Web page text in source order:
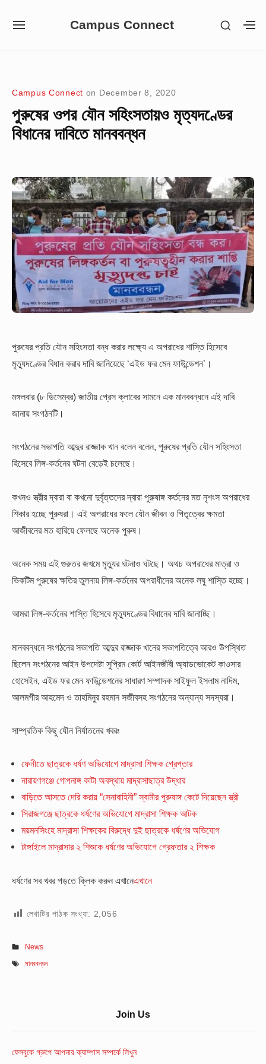
Campus Connect
SITE
SHOW
Campus Connect on December 8, 2020
পুরুষের ওপর যৌন সহিংসতায়ও মৃত্যদণ্ডের
বিধানের দাবিতে মানববন্ধন
পুরুষের প্রতি যৌন সহিংসতা বন্ধ করার লক্ষ্যে এ অপরাধের শাস্তি হিসেবে
মৃত্যুদণ্ডের বিধান করার দাবি জানিয়েছে ‘এইড ফর মেন ফাউন্ডেশন’।
মঙ্গলবার (৮ ডিসেম্বর) জাতীয় প্রেস ক্লাবের সামনে এক মানববন্ধনে এই দাবি
জানায় সংগঠনটি।
সংগঠনের সভাপতি আব্দুর রাজ্জাক খান বলেন বলেন, পুরুষের প্রতি যৌন সহিংসতা
হিসেবে লিঙ্গ-কর্তনের ঘটনা বেড়েই চলেছে।
কখনও স্ত্রীর দ্বারা বা কখনো দুর্বৃত্তদের দ্বারা পুরুষাঙ্গ কর্তনের মত নৃশংস অপরাধের
শিকার হচ্ছে পুরুষরা। এই অপরাধের ফলে যৌন জীবন ও পিতৃত্বের ক্ষমতা
আজীবনের মত হারিয়ে ফেলছে অনেক পুরুষ।
অনেক সময় এই গুরুতর জখমে মৃত্যুর ঘটনাও ঘটছে। অথচ অপরাধের মাত্রা ও
ভিকটিম পুরুষের ক্ষতির তুলনায় লিঙ্গ-কর্তনের অপরাধীদের অনেক লঘু শাস্তি হচ্ছে।
আমরা লিঙ্গ-কর্তনের শাস্তি হিসেবে মৃত্যুদণ্ডের বিধানের দাবি জানাচ্ছি।
মানববন্ধনে সংগঠনের সভাপতি আব্দুর রাজ্জাক খানের সভাপতিত্বে আরও উপস্থিত
ছিলেন সংগঠনের আইন উপদেষ্টা সুপ্রিম কোর্ট আইনজীবী অ্যাডভোকেট কাওসার
হোসেইন, এইড ফর মেন ফাউন্ডেশনের সাধারণ সম্পাদক সাইফুল ইসলাম নাদিম,
আলমগীর আহমেদ ও তাহমিনুর রহমান সজীবসহ সংগঠনের অন্যান্য সদস্যরা।
সাম্প্রতিক কিছু যৌন নির্যাতনের খবরঃ
ফেনীতে ছাত্রকে ধর্ষণ অভিযোগে মাদ্রাসা শিক্ষক গ্রেপ্তার
নারায়ণগঞ্জে গোপনাঙ্গ কাটা অবস্থায় মাদ্রাসাছাত্র উদ্ধার
বাড়িতে আসতে দেরি করায় “সেনাবাহিনী” স্বামীর পুরুষাঙ্গ কেটে দিয়েছেন স্ত্রী
সিরাজগঞ্জে ছাত্রকে ধর্ষণের অভিযোগে মাদ্রাসা শিক্ষক আটক
ময়মনসিংহে মাদ্রাসা শিক্ষকের বিরুদ্ধে দুই ছাত্রকে ধর্ষণের অভিযোগ
টাঙ্গাইলে মাদ্রাসার ২ শিশুকে ধর্ষণের অভিযোগে গ্রেফতার ২ শিক্ষক
ধর্ষণের সব খবর পড়তে ক্লিক করুন এখানেএখানে
লেখাটির পাঠক সংখ্যা: 2,056
News
মানববন্ধন
Area
Join Us
ফেসবুকে গ্রুপে আপনার ক্যাম্পাস সম্পর্কে লিখুন